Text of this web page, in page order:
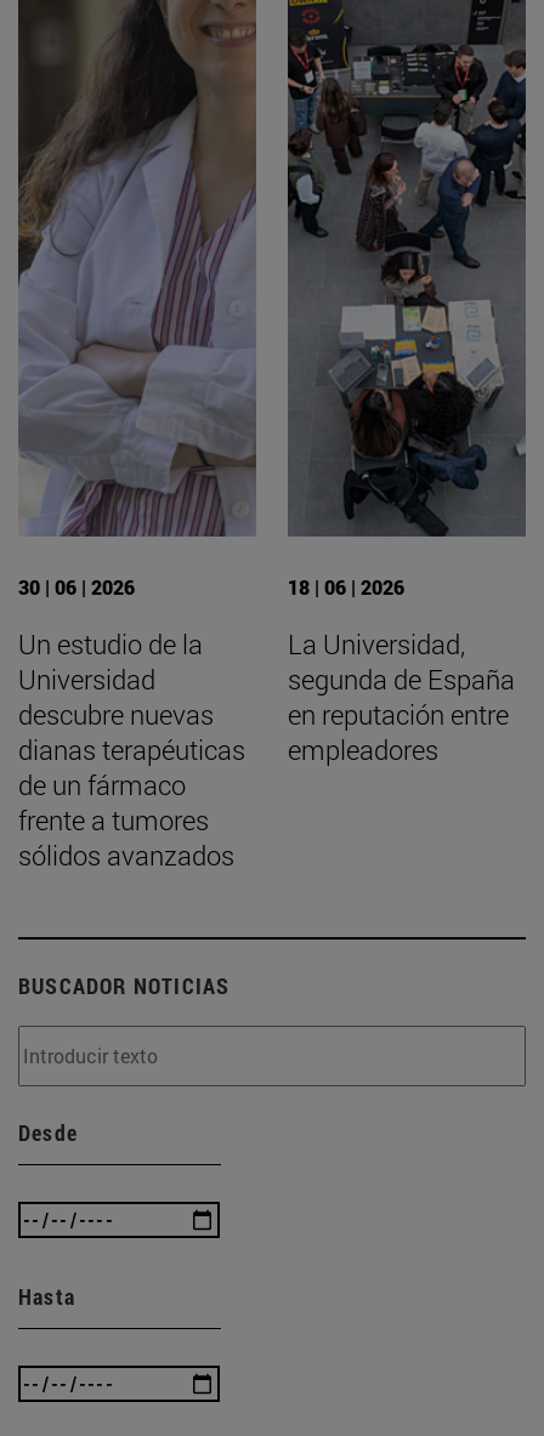
30 | 06 | 2026
Un estudio de la
Universidad
descubre nuevas
dianas terapéuticas
de un fármaco
frente a tumores
sólidos avanzados
18 | 06 | 2026
La Universidad,
segunda de España
en reputación entre
empleadores
BUSCADOR NOTICIAS
Desde
Hasta